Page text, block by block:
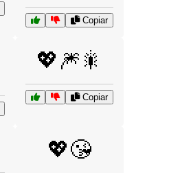
Copiar
💖🎆🎇
Copiar
💖😘